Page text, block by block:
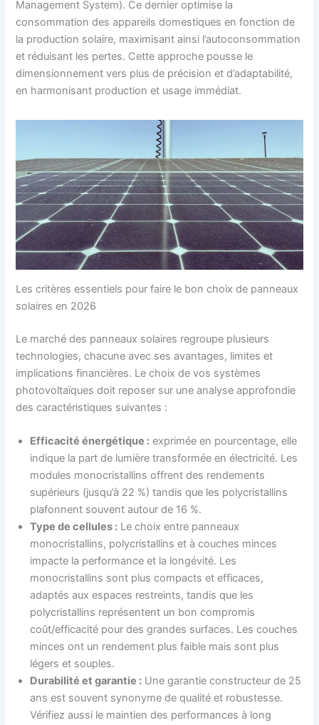
Management System). Ce dernier optimise la
consommation des appareils domestiques en fonction de
la production solaire, maximisant ainsi l’autoconsommation
et réduisant les pertes. Cette approche pousse le
dimensionnement vers plus de précision et d’adaptabilité,
en harmonisant production et usage immédiat.
Les critères essentiels pour faire le bon choix de panneaux
solaires en 2026
Le marché des panneaux solaires regroupe plusieurs
technologies, chacune avec ses avantages, limites et
implications financières. Le choix de vos systèmes
photovoltaïques doit reposer sur une analyse approfondie
des caractéristiques suivantes :
Efficacité énergétique : exprimée en pourcentage, elle
indique la part de lumière transformée en électricité. Les
modules monocristallins offrent des rendements
supérieurs (jusqu’à 22 %) tandis que les polycristallins
plafonnent souvent autour de 16 %.
Type de cellules : Le choix entre panneaux
monocristallins, polycristallins et à couches minces
impacte la performance et la longévité. Les
monocristallins sont plus compacts et efficaces,
adaptés aux espaces restreints, tandis que les
polycristallins représentent un bon compromis
coût/efficacité pour des grandes surfaces. Les couches
minces ont un rendement plus faible mais sont plus
légers et souples.
Durabilité et garantie : Une garantie constructeur de 25
ans est souvent synonyme de qualité et robustesse.
Vérifiez aussi le maintien des performances à long